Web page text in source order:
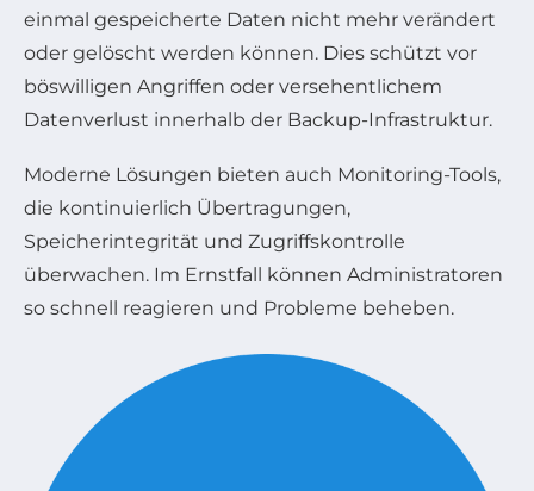
einmal gespeicherte Daten nicht mehr verändert
oder gelöscht werden können. Dies schützt vor
böswilligen Angriffen oder versehentlichem
Datenverlust innerhalb der Backup-Infrastruktur.
Moderne Lösungen bieten auch Monitoring-Tools,
die kontinuierlich Übertragungen,
Speicherintegrität und Zugriffskontrolle
überwachen. Im Ernstfall können Administratoren
so schnell reagieren und Probleme beheben.